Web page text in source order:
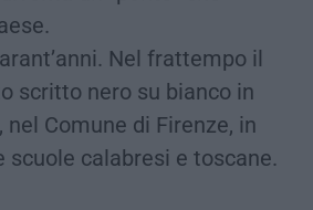
Nel frattempo il
scritto nero su bianco in
Comune di Firenze, in
scuole calabresi e toscane.